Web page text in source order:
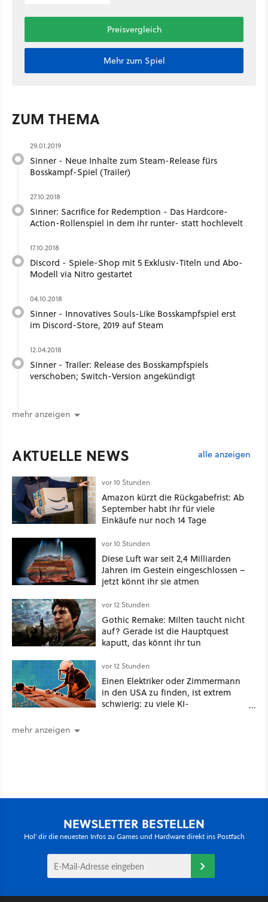
Preisvergleich
Mehr zum Spiel
ZUM THEMA
29.01.2019
Sinner - Neue Inhalte zum Steam-Release fürs
Bosskampf-Spiel (Trailer)
27.10.2018
Sinner: Sacrifice for Redemption - Das Hardcore-
Action-Rollenspiel in dem ihr runter- statt hochlevelt
17.10.2018
Discord - Spiele-Shop mit 5 Exklusiv-Titeln und Abo-
Modell via Nitro gestartet
04.10.2018
Sinner - Innovatives Souls-Like Bosskampfspiel erst
im Discord-Store, 2019 auf Steam
12.04.2018
Sinner - Trailer: Release des Bosskampfspiels
verschoben; Switch-Version angekündigt
mehr anzeigen
AKTUELLE NEWS alle anzeigen
vor 10 Stunden
Amazon kürzt die Rückgabefrist: Ab
September habt ihr für viele
Einkäufe nur noch 14 Tage
vor 10 Stunden
Diese Luft war seit 2,4 Milliarden
Jahren im Gestein eingeschlossen –
jetzt könnt ihr sie atmen
vor 12 Stunden
Gothic Remake: Milten taucht nicht
auf? Gerade ist die Hauptquest
kaputt, das könnt ihr tun
vor 12 Stunden
Einen Elektriker oder Zimmermann
in den USA zu finden, ist extrem
schwierig: zu viele KI-
mehr anzeigen
NEWSLETTER BESTELLEN
Hol' dir die neuesten Infos zu Games und Hardware direkt ins Postfach